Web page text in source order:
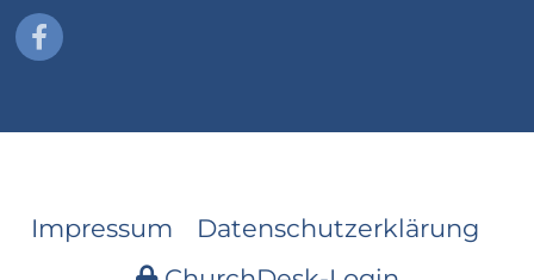
Impressum
Datenschutzerklärung